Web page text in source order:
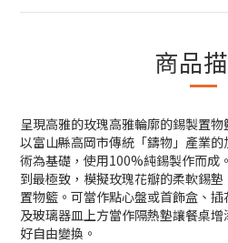
商品
呈現高雅的玫瑰高雅輪廓的錫製置物
以富山縣高岡市傳統「鑄物」產業
術為基礎，使用100%純錫製作而成
到最極致，模擬玫瑰花瓣的柔軟錫
置物籃。可當作點心盤或首飾盒、
及玻璃器皿上方當作隔熱墊讓餐桌
好自由變換。